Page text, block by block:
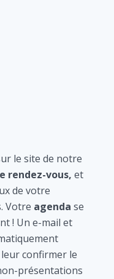
le site de notre
rendez-vous, et
de votre
Votre agenda se
! Un e-mail et
confirmer le
présentations